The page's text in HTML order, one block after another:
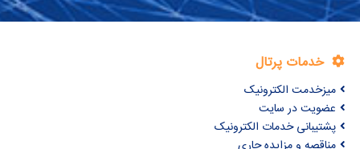
خدمات پرتال
میزخدمت الکترونیک
عضویت در سایت
پشتیبانی خدمات الکترونیک